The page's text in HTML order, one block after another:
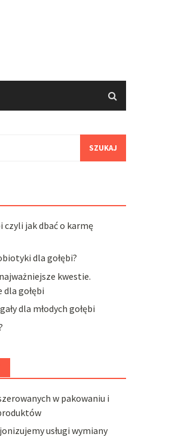
czyli jak dbać o karmę
dla gołębi?
kwestie.
dla gołębi
dla młodych gołębi
w pakowaniu i
usługi wymiany